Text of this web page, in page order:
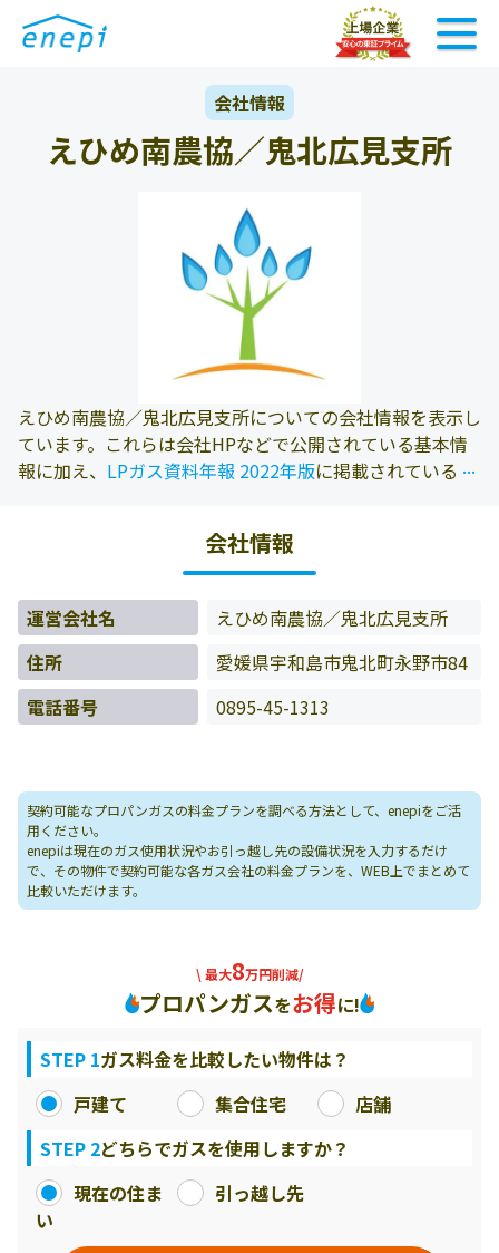
会社情報
えひめ南農協／鬼北広見支所
えひめ南農協／鬼北広見支所についての会社情報を表示し
ています。これらは会社HPなどで公開されている基本情
報に加え、 LPガス資料年報 2022年版に掲載されている情
...
...
会社情報
運営会社名
えひめ南農協／鬼北広見支所
住所
愛媛県宇和島市鬼北町永野市84
電話番号
0895-45-1313
契約可能なプロパンガスの料金プランを調べる方法として、enepiをご活
用ください。
enepiは現在のガス使用状況やお引っ越し先の設備状況を入力するだけ
で、その物件で契約可能な各ガス会社の料金プランを、WEB上でまとめて
比較いただけます。
\ 最大8万円削減/
プロパンガスをお得に!
STEP 1ガス料金を比較したい物件は？
戸建て
集合住宅
店舗
STEP 2どちらでガスを使用しますか？
現在の住ま
い
引っ越し先